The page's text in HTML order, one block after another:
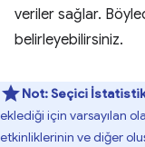
veriler sağlar.
belirleyebilirsiniz.
Not:Seçici
eklediği için varsayılan
etkinliklerinin ve diğer